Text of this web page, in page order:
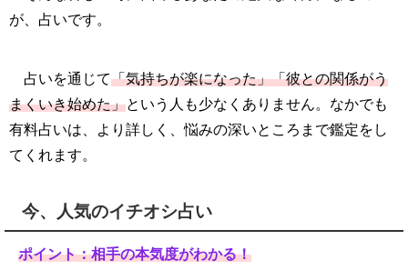
が、占いです。
占いを通じて「気持ちが楽になった」「彼との関係がう
まくいき始めた」という人も少なくありません。なかでも
有料占いは、より詳しく、悩みの深いところまで鑑定をし
てくれます。
今、人気のイチオシ占い
ポイント：相手の本気度がわかる！